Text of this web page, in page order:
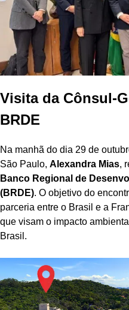
Visita da Cônsul-
BRDE
Na manhã do dia 29 de
São Paulo, Alexandra Mias,
Banco Regional de
(BRDE). O objetivo do
parceria entre o Brasil e a
que visam o impacto
Brasil.